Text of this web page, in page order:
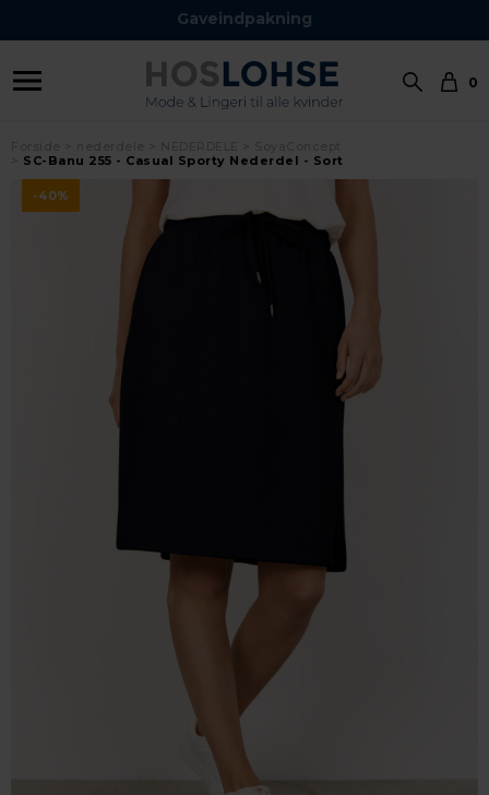
Gaveindpakning
0
SC-Banu 255 - Casual Sporty Nederdel - Sort
-40%